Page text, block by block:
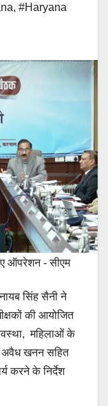
, #Haryana
ऑपरेशन - सीएम
सिंह सैनी ने
की आयोजित
महिलाओं के
अवैध खनन सहित
करने के निर्देश